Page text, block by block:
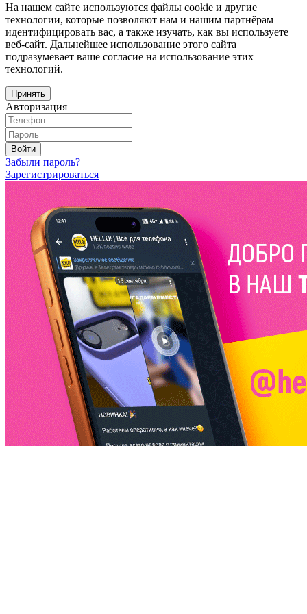
На нашем сайте используются файлы cookie и другие
технологии, которые позволяют нам и нашим партнёрам
идентифицировать вас, а также изучать, как вы используете
веб-сайт. Дальнейшее использование этого сайта
подразумевает ваше согласие на использование этих
технологий.
Принять
Авторизация
Войти
Забыли пароль?
Зарегистрироваться